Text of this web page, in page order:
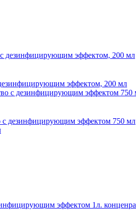
дезинфицирующим эффектом, 200 мл
с дезинфицирующим эффектом 750 мл